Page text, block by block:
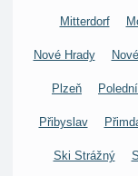
Mitterdorf
Nové Hrady
Plzeň
Přibyslav
Ski Strážný